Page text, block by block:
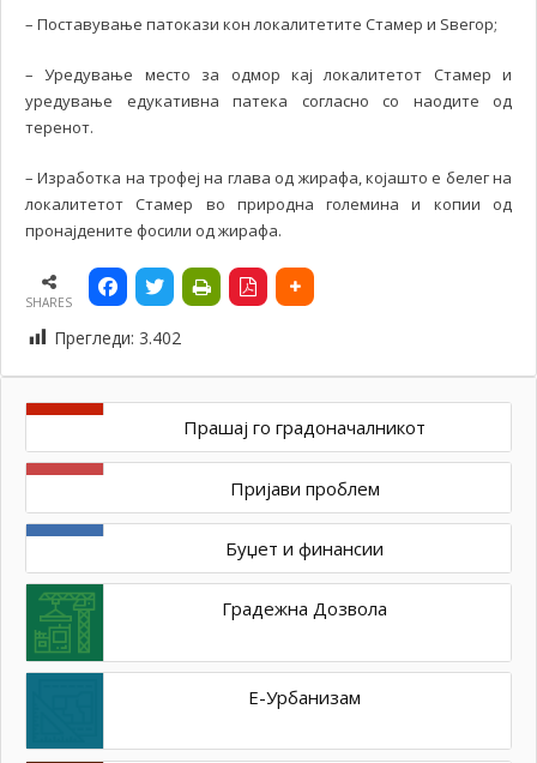
– Поставување патокази кон локалитетите Стамер и Ѕвегор;
– Уредување место за одмор кај локалитетот Стамер и
уредување едукативна патека согласно со наодите од
теренот.
– Изработка на трофеј на глава од жирафа, којашто е белег на
локалитетот Стамер во природна големина и копии од
пронајдените фосили од жирафа.
SHARES
Прегледи: 3.402
Прашај го градоначалникот
Пријави проблем
Буџет и финансии
Градежна Дозвола
Е-Урбанизам